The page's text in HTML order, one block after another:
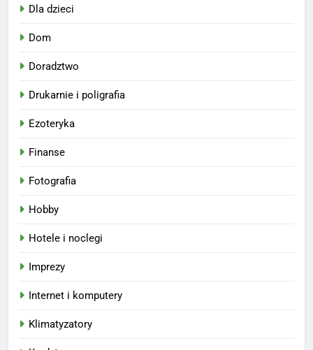
Dla dzieci
Dom
Doradztwo
Drukarnie i poligrafia
Ezoteryka
Finanse
Fotografia
Hobby
Hotele i noclegi
Imprezy
Internet i komputery
Klimatyzatory